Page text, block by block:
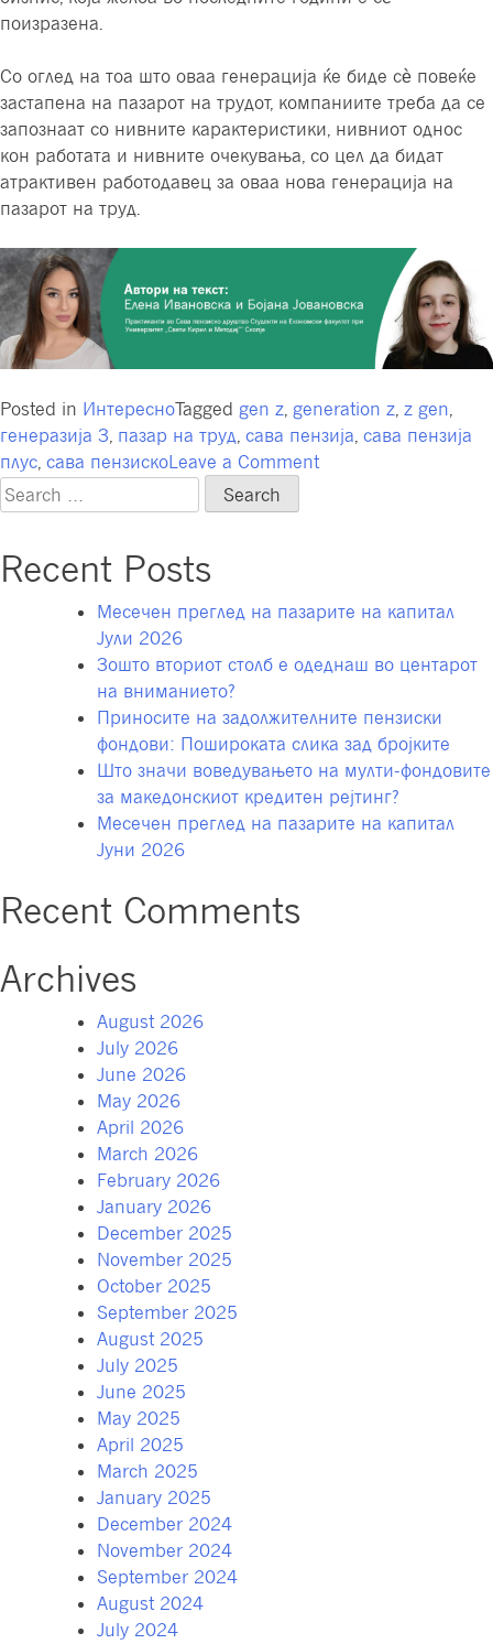
поизразена.
Со оглед на тоа што оваа генерација ќе биде сѐ повеќе
застапена на пазарот на трудот, компаниите треба да се
запознаат со нивните карактеристики, нивниот однос
кон работата и нивните очекувања, со цел да бидат
атрактивен работодавец за оваа нова генерација на
пазарот на труд.
Posted in ИнтересноTagged gen z generation z z gen
генеразија З пазар на труд сава пензија сава пензија
плус сава пензискоLeave a Commenton
на
на
Search
for:
Recent Posts
Месечен преглед на пазарите на капитал
Јули 2026
Зошто вториот столб е одеднаш во центарот
на вниманието?
Приносите на задолжителните пензиски
фондови: Пошироката слика зад бројките
Што значи воведувањето на мулти-фондовите
за македонскиот кредитен рејтинг?
Месечен преглед на пазарите на капитал
Јуни 2026
Recent Comments
Archives
August 2026
July 2026
June 2026
May 2026
April 2026
March 2026
February 2026
January 2026
December 2025
November 2025
October 2025
September 2025
August 2025
July 2025
June 2025
May 2025
April 2025
March 2025
January 2025
December 2024
November 2024
September 2024
August 2024
July 2024